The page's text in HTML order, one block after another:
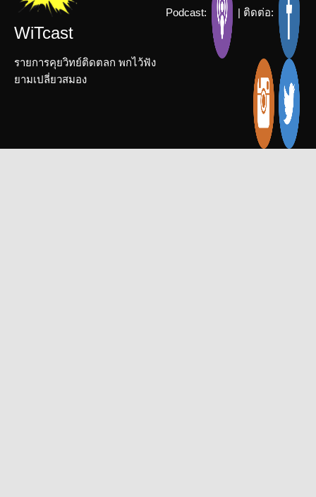
WiTcast
รายการคุยวิทย์ติดตลก พกไว้ฟัง
ยามเปลี่ยวสมอง
Podcast: | ติดต่อ: